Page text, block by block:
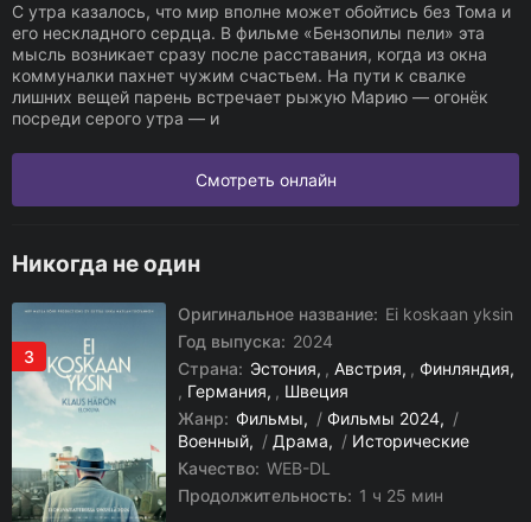
С утра казалось, что мир вполне может обойтись без Тома и
его нескладного сердца. В фильме «Бензопилы пели» эта
мысль возникает сразу после расставания, когда из окна
коммуналки пахнет чужим счастьем. На пути к свалке
лишних вещей парень встречает рыжую Марию — огонёк
посреди серого утра — и
Смотреть онлайн
Никогда не один
3
Оригинальное название: Ei koskaan yksin
Год выпуска: 2024
Страна: Эстония , Австрия , Финляндия
, Германия , Швеция
Жанр: Фильмы / Фильмы 2024
/
Военный
/ Драма / Исторические
Качество: WEB-DL
Продолжительность: 1 ч 25 мин